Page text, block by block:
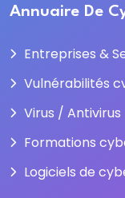
Annuaire De
Entreprises &
Vulnérabilités
Virus / Antivirus
Formations
Logiciels de